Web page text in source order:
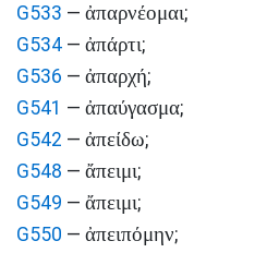
G533 — ἀπαρνέομαι;
G534 — ἀπάρτι;
G536 — ἀπαρχή;
G541 — ἀπαύγασμα;
G542 — ἀπείδω;
G548 — ἄπειμι;
G549 — ἄπειμι;
G550 — ἀπειπόμην;